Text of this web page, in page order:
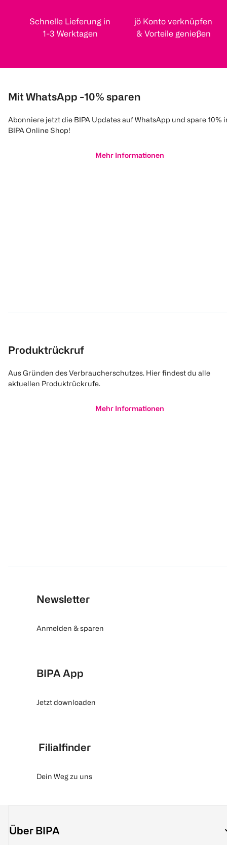
Schnelle Lieferung in
1-3 Werktagen
jö Konto verknüpfen
& Vorteile genießen
Mit WhatsApp -10% sparen
Abonniere jetzt die BIPA Updates auf WhatsApp und spare 10%
BIPA Online Shop!
Mehr Informationen
Produktrückruf
Aus Gründen des Verbraucherschutzes. Hier findest du alle
aktuellen Produktrückrufe.
Mehr Informationen
Newsletter
Anmelden & sparen
BIPA App
Jetzt downloaden
Filialfinder
Dein Weg zu uns
Über BIPA